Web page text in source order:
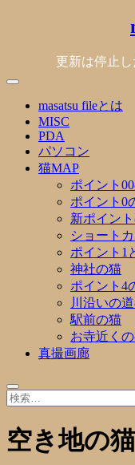
更新は停止
masatsu fileとは
MISC
PDA
パソコン
猫MAP
ポイント
ポイント0
新ポイン
ショート
ポイント1
神社の猫
ポイント4
川沿いの
駅前の猫
お寺近く
真撮画廊
空き地の猫